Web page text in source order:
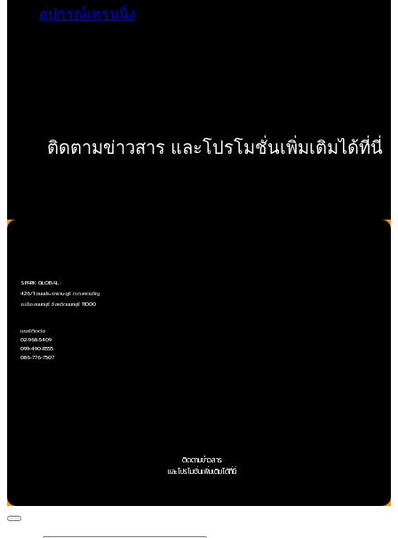
อุปกรณ์เทรนนิ่ง
ติดตามข่าวสาร และโปรโมชั่นเพิ่มเติมได้ที่นี่
SPARK GLOBAL :
426/1 ถนนประชาราษฎร์ ต.ตลาดขวัญ
อ.เมืองนนทบุรี จังหวัดนนทบุรี 11000
เบอร์ติดต่อ
02-968-5409
099-490-8555
086-776-7507
ติดตามข่าวสาร
และโปรโมชั่นเพิ่มเติมได้ที่นี่